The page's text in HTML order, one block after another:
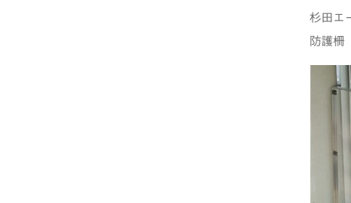
杉田エ
防護柵